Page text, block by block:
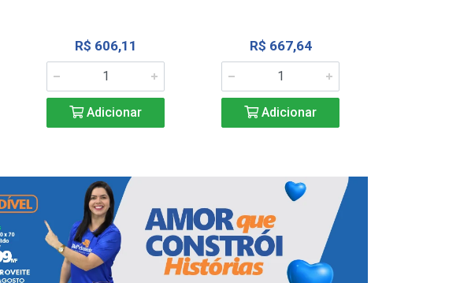
R$ 606,11
Adicionar
R$ 667,64
Adicionar